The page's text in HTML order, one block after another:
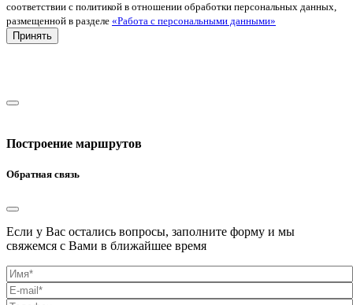
соответствии с политикой в отношении обработки персональных данных,
размещенной в разделе «Работа с персональными данными»
Принять
Построение маршрутов
Обратная связь
Если у Вас остались вопросы, заполните форму и мы
свяжемся с Вами в ближайшее время